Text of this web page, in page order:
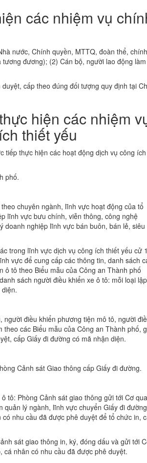
các nhiệm vụ
nước, Chính quyền, MTTQ, đoàn thể, chính
đương); (2) Cán bộ, người lao động làm
cấp theo đúng đối tượng quy định tại
hiện các nhiệm
thiết yếu
thực hiện các hoạt động dịch vụ công ích
phố.
chuyên ngành, lĩnh vực hoạt động của tổ
lĩnh vực bưu chính, viễn thông, công nghệ
doanh nghiệp lĩnh vực bán buôn, bán lẻ, siêu
trong lĩnh vực dịch vụ công ích thiết yếu cử
vực để cung cấp các thông tin, danh sách
tô theo Biểu mẫu của Công an Thành phố
sách người điều khiển xe ô tô: mỗi loại lập
điều khiển phương tiện mô tô, người
các Biểu mẫu của Công an Thành phố,
cấp Giấy đi đường có mã nhận diện.
Cảnh sát Giao thông cấp Giấy đi đường.
tô: Phòng Cảnh sát giao thông gửi tới Cơ
lý ngành, lĩnh vực chuyển Giấy đi đường
nhu cầu đã được phê duyệt để tổ chức in,
sát giao thông in, ký, đóng dấu và gửi tới
nhân có nhu cầu đã được phê duyệt.